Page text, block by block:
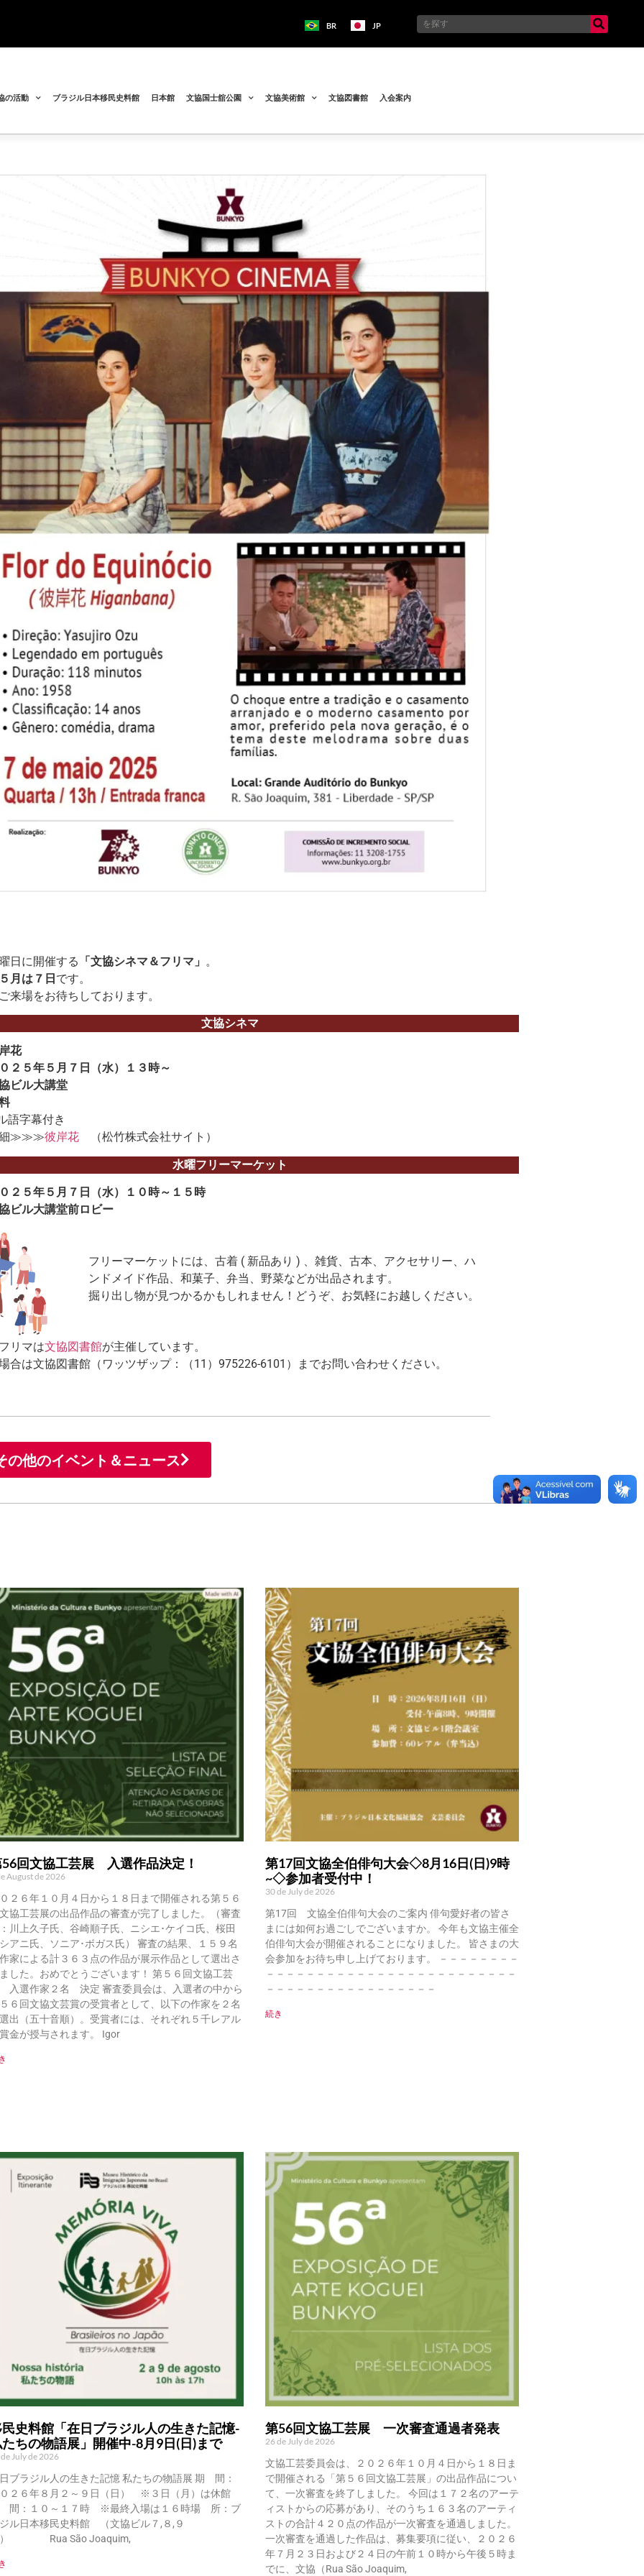
BR JP
の活動 ブラジル日本移民史料館 日本館 文協国士舘公園 文協美術館 文協図書館 入会案内
日に開催する 「文協シネマ＆フリマ」 。
月は７ 日です。
来場をお待ちしております。
文協シネマ
花
２５年５月７日（水）１３時～
ビル大講堂
語字幕付き
≫≫≫彼岸花 （松竹株式会社サイト）
水曜フリーマーケット
２５年５月７日（水）１０時～１５時
ビル大講堂前ロビー
フリーマーケットには、古着 ( 新品あり ) 、雑貨、古本、アクセサリー、ハ
ンドメイド作品、和菓子、弁当、野菜などが出品されます。
掘り出し物が見つかるかもしれません！どうぞ、お気軽にお越しください。
リマは文協図書館が主催しています。
合は文協図書館（ワッツザップ：（11）975226-6101）までお問い合わせください。
の他のイベント＆ニュース
回文協工芸展 入選作品決定！
August de 2026
２６年１０月４日から１８日まで開催される第５６
協工芸展の出品作品の審査が完了しました。（審査
川上久子氏、谷崎順子氏、ニシエ･ケイコ氏、桜田
アニ氏、ソニア･ボガス氏） 審査の結果、１５９名
家による計３６３点の作品が展示作品として選出さ
した。おめでとうございます！ 第５６回文協工芸
入選作家２名 決定 審査委員会は、入選者の中から
６回文協文芸賞の受賞者として、以下の作家を２名
出（五十音順）。受賞者には、それぞれ５千レアル
金が授与されます。 Igor
第17回文協全伯俳句大会◇8月16日(日)9時
~◇参加者受付中！
30 de July de 2026
第17回 文協全伯俳句大会のご案内 俳句愛好者の皆さ
まには如何お過ごしでございますか。 今年も文協主催全
伯俳句大会が開催されることになりました。 皆さまの大
会参加をお待ち申し上げております。 －－－－－－－－
－－－－－－－－－－－－－－－－－－－－－－－－－
－－－－－－－－－－－－－－－－－
続き
史料館「在日ブラジル人の生きた記憶-
ちの物語展」開催中-8月9日(日)まで
July de 2026
ブラジル人の生きた記憶 私たちの物語展 期 間：
０２６年８月２～９日（日） ※３日（月）は休館
間：１０～１７時 ※最終入場は１６時場 所：ブ
ル日本移民史料館 （文協ビル７,８,９
） Rua São Joaquim,
第56回文協工芸展 一次審査通過者発表
26 de July de 2026
文協工芸委員会は、２０２６年１０月４日から１８日ま
で開催される「第５６回文協工芸展」の出品作品につい
て、一次審査を終了しました。 今回は１７２名のアーテ
ィストからの応募があり、そのうち１６３名のアーティ
ストの合計４２０点の作品が一次審査を通過しました。
一次審査を通過した作品は、募集要項に従い、２０２６
年７月２３日および２４日の午前１０時から午後５時ま
でに、文協（Rua São Joaquim,